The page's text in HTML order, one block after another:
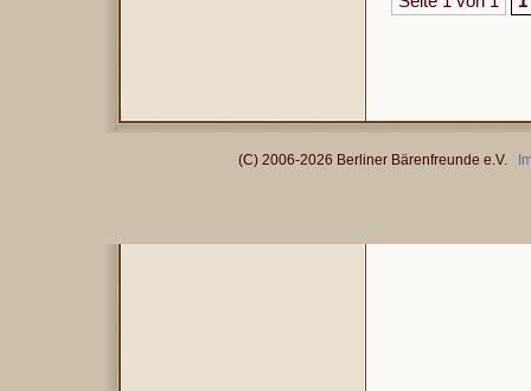
(C) 2006-2026 Berliner Bärenfreunde e.V.